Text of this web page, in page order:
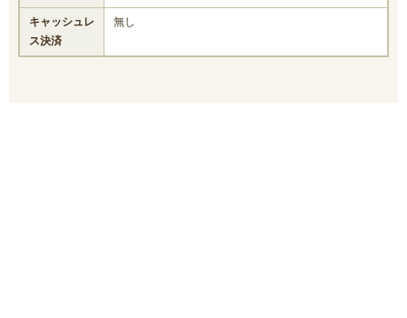
キャッシュレ
ス決済
無し